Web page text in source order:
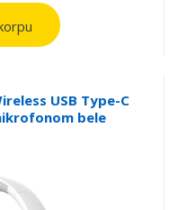
USB Type-C
bele